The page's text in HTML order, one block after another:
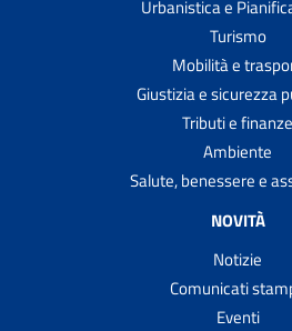
Urbanistica e
Turismo
Mobilità e
Giustizia e sicurezza
Tributi e finanze
Ambiente
Salute, benessere e
NOVITÀ
Notizie
Comunicati
Eventi